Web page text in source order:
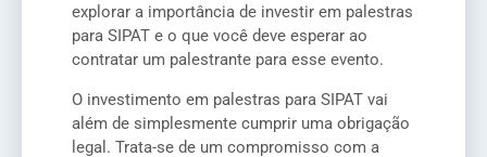
explorar a importância de investir em palestras
para SIPAT e o que você deve esperar ao
contratar um palestrante para esse evento.
O investimento em palestras para SIPAT vai
além de simplesmente cumprir uma obrigação
legal. Trata-se de um compromisso com a